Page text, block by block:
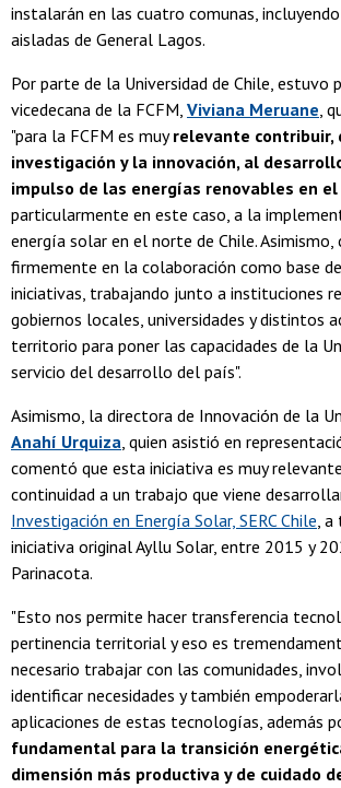
instalarán en las cuatro comunas,
aisladas de General Lagos.
Por parte de la Universidad de Chile, estuvo
vicedecana de la FCFM, Viviana Meruane,
"para la FCFM es muyrelevante contribuir,
investigación y la innovación, al
impulso de las energías renovables en
particularmente en este caso, a la
energía solar en el norte de Chile. Asimismo,
firmemente en la colaboración como base
iniciativas, trabajando junto a instituciones
gobiernos locales, universidades y distintos
territorio para poner las capacidades de la
servicio del desarrollo del país".
Asimismo, la directora de Innovación de la
Anahí Urquiza, quien asistió en
comentó que esta iniciativa es muy
continuidad a un trabajo que viene
Investigación en Energía Solar, SERC Chile, a
iniciativa original Ayllu Solar, entre 2015 y
Parinacota.
"Esto nos permite hacer transferencia
pertinencia territorial y eso es
necesario trabajar con las comunidades,
identificar necesidades y también
aplicaciones de estas tecnologías, además
fundamental para la transición
dimensión más productiva y de cuidado